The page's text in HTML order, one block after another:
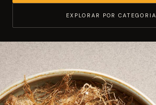
EXPLORAR POR CATEGORIA